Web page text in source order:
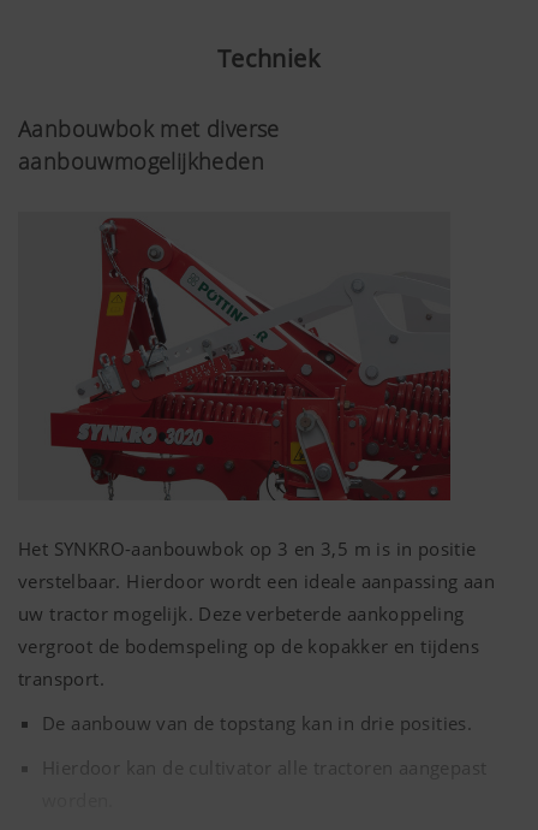
Techniek
Aanbouwbok met diverse
aanbouwmogelijkheden
Het SYNKRO-aanbouwbok op 3 en 3,5 m is in positie
verstelbaar. Hierdoor wordt een ideale aanpassing aan
uw tractor mogelijk. Deze verbeterde aankoppeling
vergroot de bodemspeling op de kopakker en tijdens
transport.
De aanbouw van de topstang kan in drie posities.
Hierdoor kan de cultivator alle tractoren aangepast